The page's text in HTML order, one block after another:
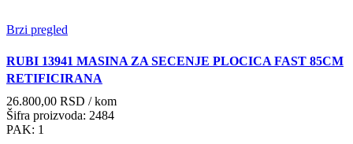
Brzi pregled
RUBI 13941 MASINA ZA SECENJE PLOCICA FAST 85CM
RETIFICIRANA
26.800,00 RSD / kom
Šifra proizvoda: 2484
PAK: 1